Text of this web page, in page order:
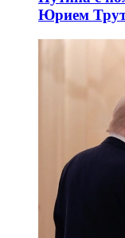
Юрием